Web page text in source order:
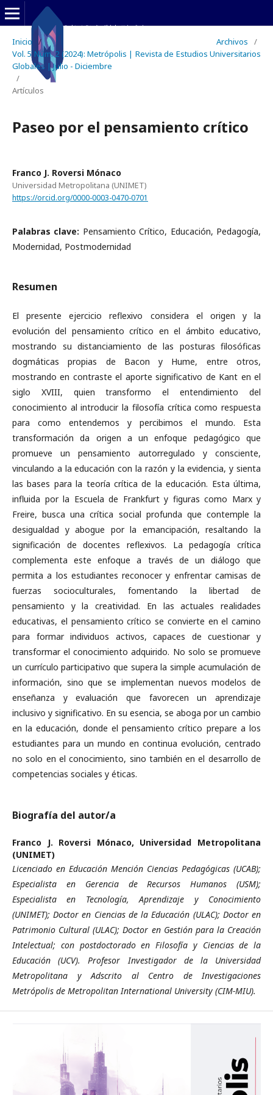
Inicio / Archivos
/
Vol. 5 Núm. 2 (2024): Metrópolis | Revista de Estudios Universitarios
Globales | Julio - Diciembre
/
Artículos
Paseo por el pensamiento crítico
Franco J. Roversi Mónaco
Universidad Metropolitana (UNIMET)
https://orcid.org/0000-0003-0470-0701
Palabras clave: Pensamiento Crítico, Educación, Pedagogía,
Modernidad, Postmodernidad
Resumen
El presente ejercicio reflexivo considera el origen y la
evolución del pensamiento crítico en el ámbito educativo,
mostrando su distanciamiento de las posturas filosóficas
dogmáticas propias de Bacon y Hume, entre otros,
mostrando en contraste el aporte significativo de Kant en el
siglo XVIII, quien transformo el entendimiento del
conocimiento al introducir la filosofía crítica como respuesta
para como entendemos y percibimos el mundo. Esta
transformación da origen a un enfoque pedagógico que
promueve un pensamiento autorregulado y consciente,
vinculando a la educación con la razón y la evidencia, y sienta
las bases para la teoría crítica de la educación. Esta última,
influida por la Escuela de Frankfurt y figuras como Marx y
Freire, busca una crítica social profunda que contemple la
desigualdad y abogue por la emancipación, resaltando la
significación de docentes reflexivos. La pedagogía crítica
complementa este enfoque a través de un diálogo que
permita a los estudiantes reconocer y enfrentar camisas de
fuerzas socioculturales, fomentando la libertad de
pensamiento y la creatividad. En las actuales realidades
educativas, el pensamiento crítico se convierte en el camino
para formar individuos activos, capaces de cuestionar y
transformar el conocimiento adquirido. No solo se promueve
un currículo participativo que supera la simple acumulación de
información, sino que se implementan nuevos modelos de
enseñanza y evaluación que favorecen un aprendizaje
inclusivo y significativo. En su esencia, se aboga por un cambio
en la educación, donde el pensamiento crítico prepare a los
estudiantes para un mundo en continua evolución, centrado
no solo en el conocimiento, sino también en el desarrollo de
competencias sociales y éticas.
Biografía del autor/a
Franco J. Roversi Mónaco, Universidad Metropolitana
(UNIMET)
Licenciado en Educación Mención Ciencias Pedagógicas (UCAB);
Especialista en Gerencia de Recursos Humanos (USM);
Especialista en Tecnología, Aprendizaje y Conocimiento
(UNIMET); Doctor en Ciencias de la Educación (ULAC); Doctor en
Patrimonio Cultural (ULAC); Doctor en Gestión para la Creación
Intelectual; con postdoctorado en Filosofía y Ciencias de la
Educación (UCV). Profesor Investigador de la Universidad
Metropolitana y Adscrito al Centro de Investigaciones
Metrópolis de Metropolitan International University (CIM-MIU).